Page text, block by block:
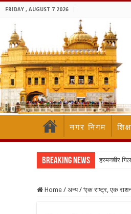
FRIDAY , AUGUST 7 2026
नगर निगम
Breaking News हरमनबीर
Home / अन्य / ‘एक राष्ट्र, एक